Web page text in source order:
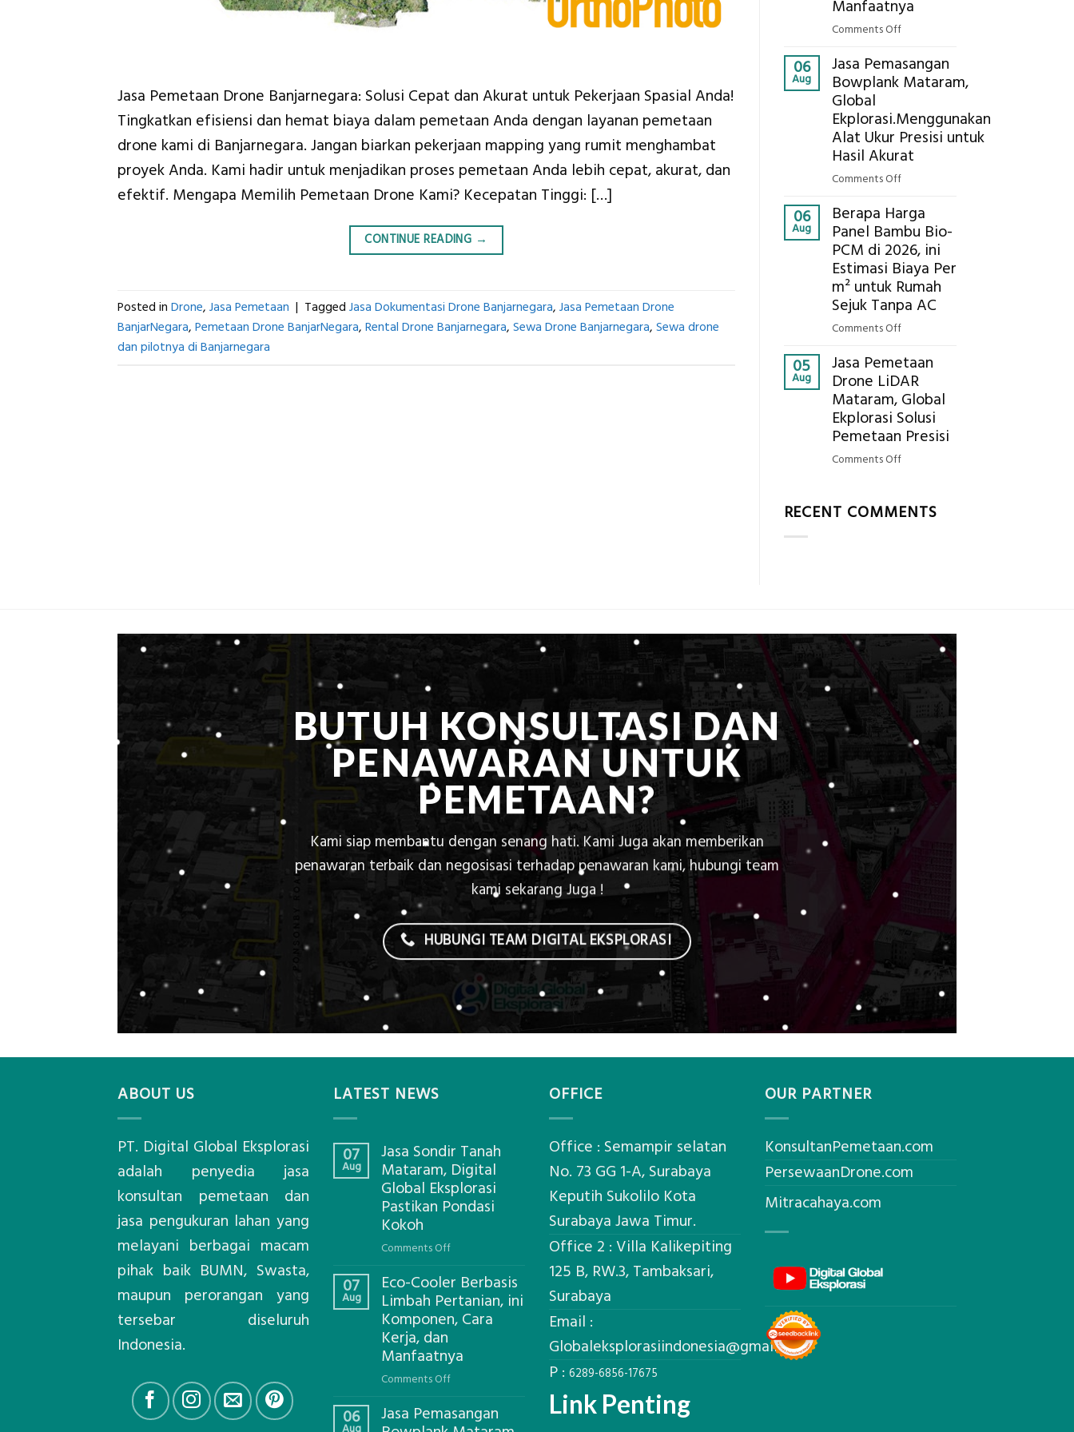
Jasa Pemetaan Drone Banjarnegara: Solusi Cepat dan Akurat untuk Pekerjaan Spasial Anda!
Tingkatkan efisiensi dan hemat biaya dalam pemetaan Anda dengan layanan pemetaan
drone kami di Banjarnegara. Jangan biarkan pekerjaan mapping yang rumit menghambat
proyek Anda. Kami hadir untuk menjadikan proses pemetaan Anda lebih cepat, akurat, dan
efektif. Mengapa Memilih Pemetaan Drone Kami? Kecepatan Tinggi: […]
CONTINUE READING →
Posted in Drone, Jasa Pemetaan | Tagged Jasa Dokumentasi Drone Banjarnegara, Jasa Pemetaan Drone
BanjarNegara, Pemetaan Drone BanjarNegara, Rental Drone Banjarnegara, Sewa Drone Banjarnegara, Sewa drone
dan pilotnya di Banjarnegara
Pastikan
Manfaatnya
Comments Offon
Cooler
Berbasis
Pertanian,
ini
Komponen,
Manfaatnya
06
Aug
Jasa Pemasangan
Bowplank Mataram,
Global
Ekplorasi.Menggunakan
Alat Ukur Presisi untuk
Hasil Akurat
Comments Offon
Pemasangan
Bowplank
Mataram,
Global
Ekplorasi.Menggunakan
Alat
untuk
Hasil
Akurat
06
Aug
Berapa Harga
Panel Bambu Bio-
PCM di 2026, ini
Estimasi Biaya Per
m² untuk Rumah
Sejuk Tanpa AC
Comments Offon
Harga
Panel
Bambu
Bio-
PCM
Estimasi
Biaya
05
Aug
Jasa Pemetaan
Drone LiDAR
Mataram, Global
Ekplorasi Solusi
Pemetaan Presisi
Comments Offon
Drone
Presisi
RECENT COMMENTS
BUTUH KONSULTASI DAN
PENAWARAN UNTUK
PEMETAAN?
Kami siap membantu dengan senang hati. Kami Juga akan memberikan
penawaran terbaik dan negosisasi terhadap penawaran kami, hubungi team
kami sekarang Juga !
HUBUNGI TEAM DIGITAL EKSPLORASI
ABOUT US
PT. Digital Global Eksplorasi
adalah penyedia jasa
konsultan pemetaan dan
jasa pengukuran lahan yang
melayani berbagai macam
pihak baik BUMN, Swasta,
maupun perorangan yang
tersebar diseluruh
Indonesia.
LATEST NEWS
07
Aug
Jasa Sondir Tanah
Mataram, Digital
Global Eksplorasi
Pastikan Pondasi
Kokoh
Comments Offon
Sondir
Tanah
Mataram,
Global
Kokoh
07
Aug
Eco-Cooler Berbasis
Limbah Pertanian, ini
Komponen, Cara
Kerja, dan
Manfaatnya
Comments Offon
Cooler
06
Aug
Jasa Pemasangan
OFFICE
Office : Semampir selatan
No. 73 GG 1-A, Surabaya
Keputih Sukolilo Kota
Surabaya Jawa Timur.
Office 2 : Villa Kalikepiting
125 B, RW.3, Tambaksari,
Surabaya
Email :
Globaleksplorasiindonesia@gmail.com
P : 6289-6856-17675
Link Penting
OUR PARTNER
KonsultanPemetaan.com
PersewaanDrone.com
Mitracahaya.com